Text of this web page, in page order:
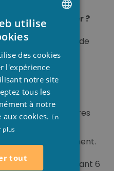
Puripool Super ?
toutes les saletés de
tard le Puripool
au moins 3 heures
uniforme).
refaire ce traitement.
tourner pendant 6
ENGLISH
utilise
des cookies
l'expérience
notre site
tous les
à notre
cookies. En
plus
tout